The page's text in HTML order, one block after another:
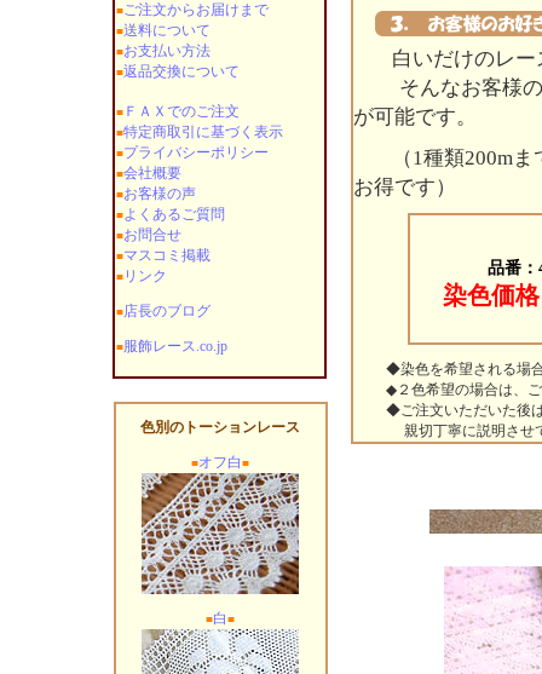
■ご注文からお届けまで
■送料について
■お支払い方法
■返品交換について
■ＦＡＸでのご注文
■特定商取引に基づく表示
■プライバシーポリシー
■会社概要
■お客様の声
■よくあるご質問
■お問合せ
■マスコミ掲載
■リンク
■店長のブログ
■服飾レース.co.jp
色別のトーションレース
■オフ白■
■白■
白いだけのレ
そんなお客様の
が可能です。
（1種類200m
お得です）
品番
染色価
◆染色を希望される場
◆２色希望の場合は、ご
◆ご注文いただいた後は
親切丁寧に説明させて